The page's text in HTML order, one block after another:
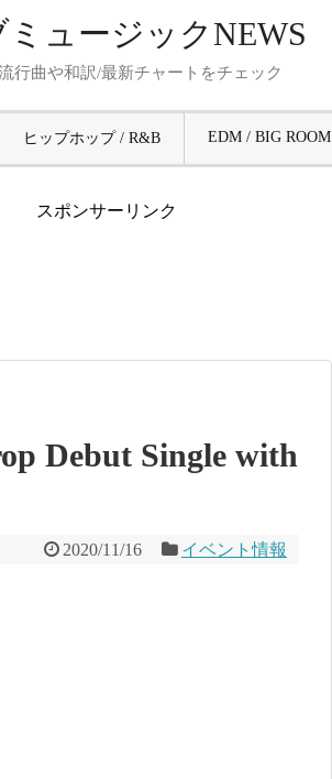
ミュージックNEWS
行曲や和訳/最新チャートをチェック
ヒップホップ / R&B EDM / BIG ROOM
スポンサーリンク
Debut Single with
2020/11/16 イベント情報